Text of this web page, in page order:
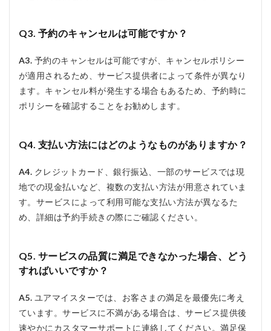
Q3. 予約のキャンセルは可能ですか？
A3. 予約のキャンセルは可能ですが、キャンセルポリシー
が適用されるため、サービス提供者によって条件が異なり
ます。キャンセル料が発生する場合もあるため、予約時に
ポリシーを確認することをお勧めします。
Q4. 支払い方法にはどのようなものがありますか？
A4. クレジットカード、銀行振込、一部のサービスでは現
地での現金払いなど、複数の支払い方法が用意されていま
す。サービスによって利用可能な支払い方法が異なるた
め、詳細は予約手続きの際にご確認ください。
Q5. サービスの品質に満足できなかった場合、どう
すればいいですか？
A5. ユアマイスターでは、お客さまの満足を最優先に考え
ています。サービスに不満がある場合は、サービス提供後
速やかにカスタマーサポートに連絡してください。満足保